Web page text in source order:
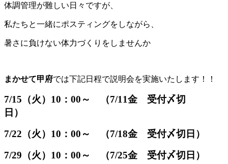
体調管理が難しい日々ですが、
私たちと一緒にポスティングをしながら、
暑さに負けない体力づくりをしませんか
まかせて甲府では下記日程で説明会を実施いたします！！
7/15（火）10 ：00～ （7/11金 受付〆切
日）
7/22 （火）10 ：00～ （7/18金 受付〆切日）
7/29（火 ）10：00～ （7/25金 受付〆切日）